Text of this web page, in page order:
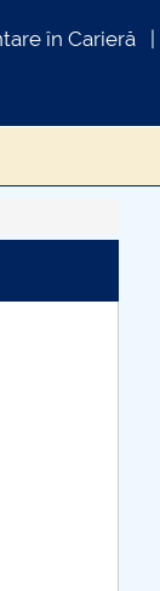
în Carieră